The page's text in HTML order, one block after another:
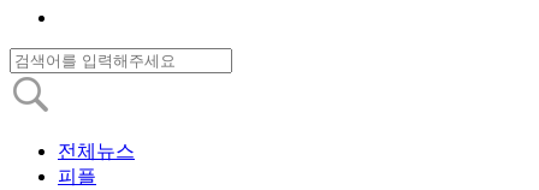
전체뉴스
피플